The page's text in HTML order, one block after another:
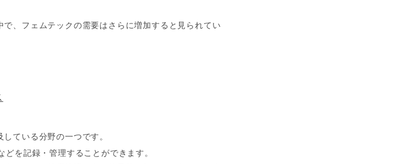
、フェムテックの需要はさらに増加すると見られてい
ている分野の一つです。
を記録・管理することができます。